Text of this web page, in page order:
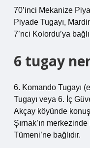
70’inci Mekanize
Piyade Tugayı,
7’nci Kolordu’ya
6 tugay
6. Komando Tugayı
Tugayı veya 6. İç
Akçay köyünde
Şırnak’ın
Tümeni’ne bağlıdır.